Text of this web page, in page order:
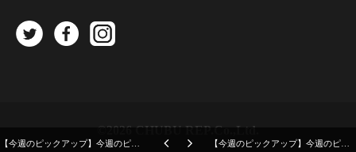
©2026 CHUBU REP.Co.,Ltd.